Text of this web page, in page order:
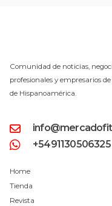
Comunidad de noticias,
profesionales y empresarios
de Hispanoamérica.
+5491130506325
Home
Tienda
Revista